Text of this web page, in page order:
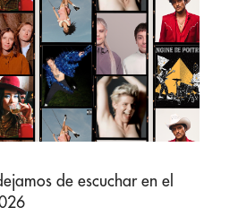
de escuchar en el